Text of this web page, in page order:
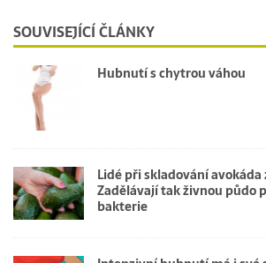
SOUVISEJÍCÍ ČLÁNKY
Hubnutí s chytrou váhou
Lidé při skladování
Zadělávají tak živnou půdo
bakterie